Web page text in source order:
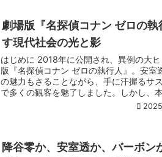
劇場版『名探偵コナン ゼロの執
す現代社会の光と影
はじめに 2018年に公開され、異例の大
版『名探偵コナン ゼロの執行人』。安室
の魅力もさることながら、手に汗握るサ
で多くの観客を魅了しました。しかし、
降谷零か、安室透か、バーボン